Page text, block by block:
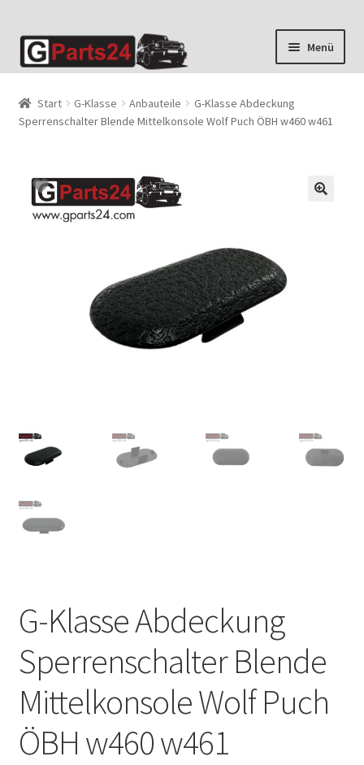
Zur
Navigation
Zum
Inhalt
Menü
Start G-Klasse Anbauteile
G-Klasse Abdeckung
Sperrenschalter Blende Mittelkonsole Wolf Puch ÖBH w460 w461
G-Klasse Abdeckung
Sperrenschalter Blende
Mittelkonsole Wolf Puch
ÖBH w460 w461